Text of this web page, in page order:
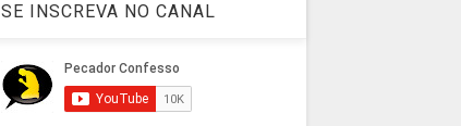
SE INSCREVA NO CANAL